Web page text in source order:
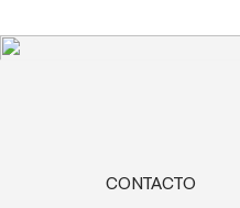
CONTACTO